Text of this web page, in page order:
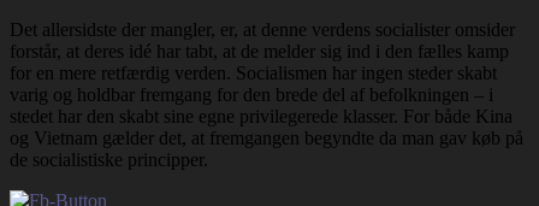
Det allersidste der mangler, er, at denne verdens socialister omsider
forstår, at deres idé har tabt, at de melder sig ind i den fælles kamp
for en mere retfærdig verden. Socialismen har ingen steder skabt
varig og holdbar fremgang for den brede del af befolkningen – i
stedet har den skabt sine egne privilegerede klasser. For både Kina
og Vietnam gælder det, at fremgangen begyndte da man gav køb på
de socialistiske principper.